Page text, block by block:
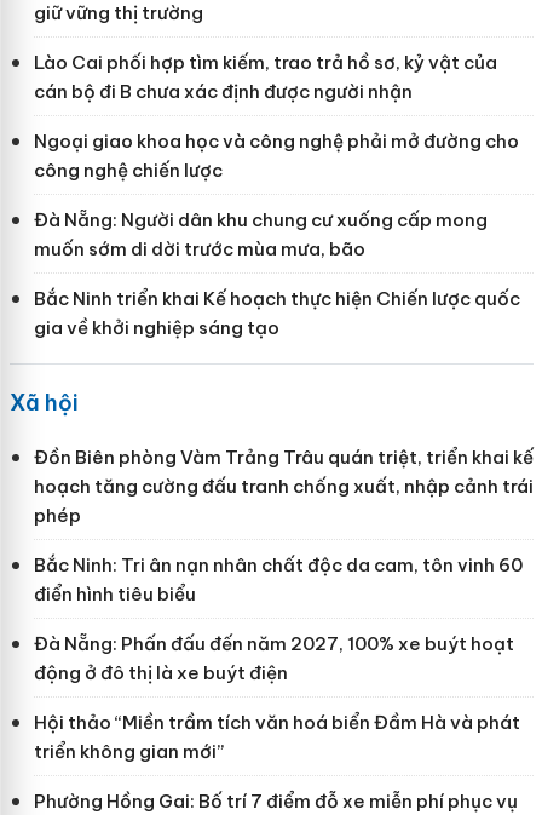
giữ vững thị trường
Lào Cai phối hợp tìm kiếm, trao trả hồ sơ, kỷ vật của
cán bộ đi B chưa xác định được người nhận
Ngoại giao khoa học và công nghệ phải mở đường cho
công nghệ chiến lược
Đà Nẵng: Người dân khu chung cư xuống cấp mong
muốn sớm di dời trước mùa mưa, bão
Bắc Ninh triển khai Kế hoạch thực hiện Chiến lược quốc
gia về khởi nghiệp sáng tạo
Xã hội
Đồn Biên phòng Vàm Trảng Trâu quán triệt, triển khai kế
hoạch tăng cường đấu tranh chống xuất, nhập cảnh trái
phép
Bắc Ninh: Tri ân nạn nhân chất độc da cam, tôn vinh 60
điển hình tiêu biểu
Đà Nẵng: Phấn đấu đến năm 2027, 100% xe buýt hoạt
động ở đô thị là xe buýt điện
Hội thảo “Miền trầm tích văn hoá biển Đầm Hà và phát
triển không gian mới”
Phường Hồng Gai: Bố trí 7 điểm đỗ xe miễn phí phục vụ